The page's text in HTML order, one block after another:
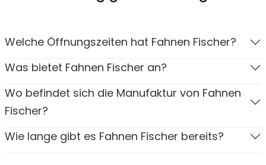
Welche Öffnungszeiten hat Fahnen Fischer?
Was bietet Fahnen Fischer an?
Wo befindet sich die Manufaktur von Fahnen
Fischer?
Wie lange gibt es Fahnen Fischer bereits?